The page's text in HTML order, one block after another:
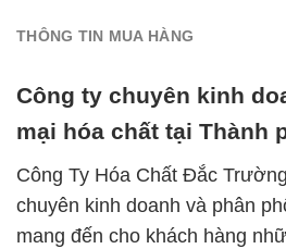
THÔNG TIN MUA HÀNG
Công ty chuyên kinh
mại hóa chất tại Thành
Công Ty Hóa Chất Đắc
chuyên kinh doanh và phân
mang đến cho khách hàng